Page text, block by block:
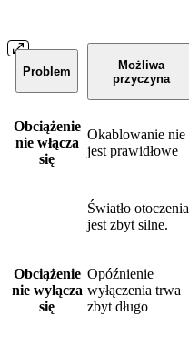
Problem
Możliwa
przyczyna
Obciążenie
nie włącza
się
Okablowanie nie
jest prawidłowe
Światło otoczenia
jest zbyt silne.
Obciążenie
nie wyłącza
się
Opóźnienie
wyłączenia trwa
zbyt długo